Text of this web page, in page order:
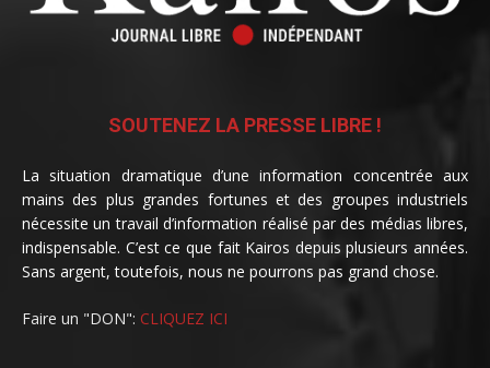
SOUTENEZ LA PRESSE LIBRE !
La situation dramatique d’une information concentrée aux
mains des plus grandes fortunes et des groupes industriels
nécessite un travail d’information réalisé par des médias libres,
indispensable. C’est ce que fait Kairos depuis plusieurs années.
Sans argent, toutefois, nous ne pourrons pas grand chose.
Faire un "DON": CLIQUEZ ICI